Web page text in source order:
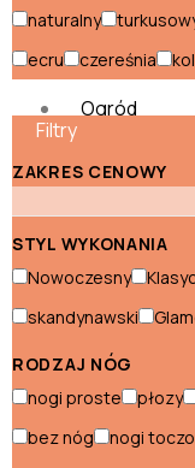
Witryny
Ogród
longi
Meble
i
i
Donice
naturalny
ecru
czereśnia
Filtry
ZAKRES CENOWY
STYL WYKONANIA
Nowoczesny
skandynawski
RODZAJ NÓG
nogi proste
płozy
bez nóg
nogi